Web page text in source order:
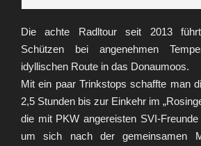
Die achte Radltour seit 2013
Schützen bei angenehmen
idyllischen Route in das Donaumoos.
Mit ein paar Trinkstops schaffte man
2,5 Stunden bis zur Einkehr im
die mit PKW angereisten SVI-
um sich nach der gemeinsamen